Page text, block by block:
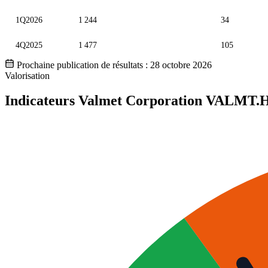
1Q2026 1 244 34
4Q2025 1 477 105
Prochaine publication de résultats : 28 octobre 2026
Valorisation
Indicateurs Valmet Corporation